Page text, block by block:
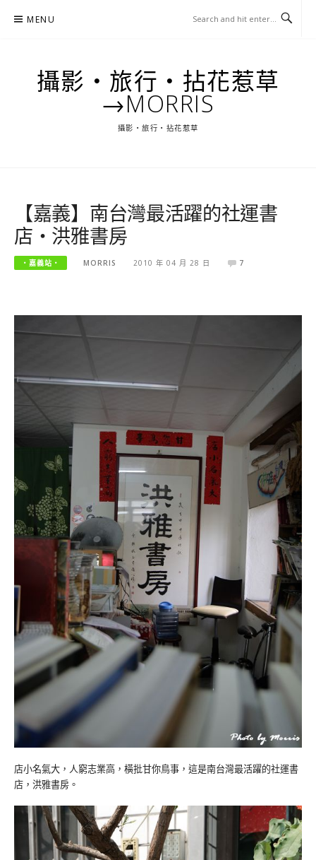
MENU
攝影‧旅行‧拈花惹草
→MORRIS
攝影‧旅行‧拈花惹草
【嘉義】南台灣最活躍的社運書
店‧洪雅書房
‧嘉義站‧ MORRIS 2010 年 04 月 28 日 7
店小名氣大，人窮志業高，橫批甘你鳥事，這是南台灣最活躍的社運書
店，洪雅書房。